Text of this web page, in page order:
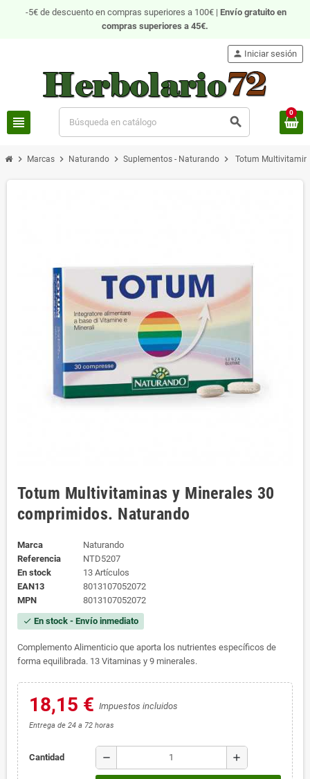
-5€ de descuento en compras superiores a 100€ | Envío gratuito en
compras superiores a 45€.
view_headline search
person Iniciar sesión
0
chevron_right Marcas chevron_right Naturando chevron_right Suplementos - Naturando chevron_right Totum
Totum Multivitaminas y Minerales 30
comprimidos. Naturando
Marca
Naturando
Referencia
NTD5207
En stock
13 Artículos
EAN13
8013107052072
MPN
8013107052072
check En stock - Envío inmediato
Complemento Alimenticio que aporta los nutrientes específicos de
forma equilibrada. 13 Vitaminas y 9 minerales.
18,15 € Impuestos incluidos
Entrega de 24 a 72 horas
Cantidad remove add